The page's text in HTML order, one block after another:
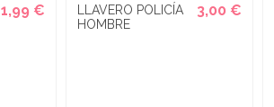
1,99 €
LLAVERO POLICÍA
HOMBRE
3,00 €